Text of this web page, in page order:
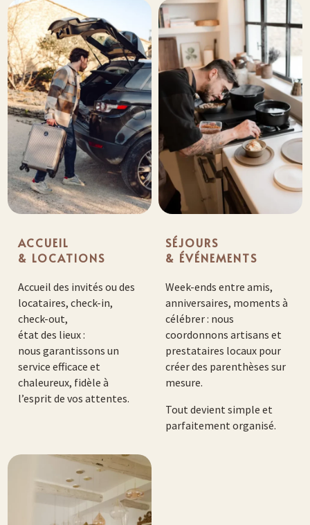
ACCUEIL
& LOCATIONS
Accueil des invités ou des
locataires, check-in,
check-out,
état des lieux :
nous garantissons un
service efficace et
chaleureux, fidèle à
l’esprit de vos attentes.
SÉJOURS
& ÉVÉNEMENTS
Week-ends entre amis,
anniversaires, moments à
célébrer : nous
coordonnons artisans et
prestataires locaux pour
créer des parenthèses sur
mesure.
Tout devient simple et
parfaitement organisé.